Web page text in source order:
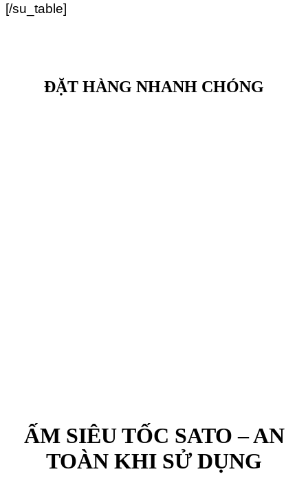
[/su_table]
ĐẶT HÀNG NHANH CHÓNG
ẤM SIÊU TỐC SATO – AN
TOÀN KHI SỬ DỤNG